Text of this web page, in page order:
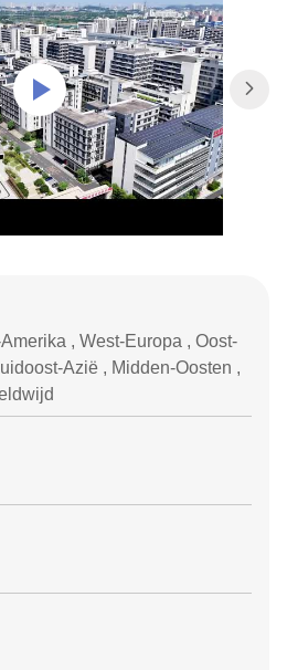
, West-Europa , Oost-
Azië , Midden-Oosten ,